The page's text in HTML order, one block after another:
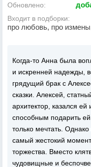
Обновлено:
Входит в подборки:
про любовь, про
Когда-то Анна была
и искренней надежды,
грядущий брак с
сказки. Алексей,
архитектор, казался
способным подарить
только мечтать.
самый жестокий
торжества. Вместо
чудовищные и